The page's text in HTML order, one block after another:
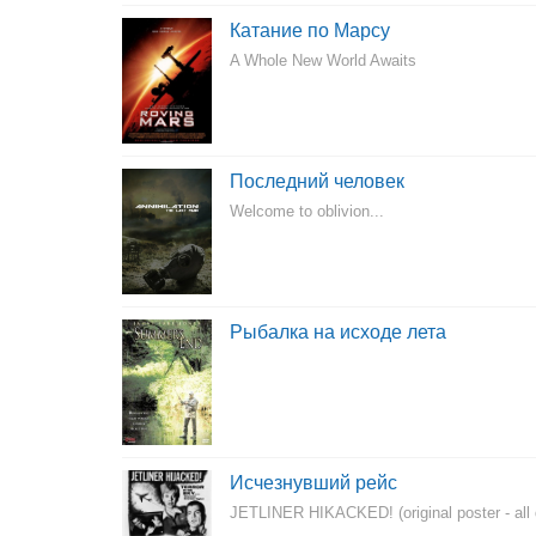
Катание по Марсу
A Whole New World Awaits
Последний человек
Welcome to oblivion...
Рыбалка на исходе лета
Исчезнувший рейс
JETLINER HIKACKED! (original poster - all